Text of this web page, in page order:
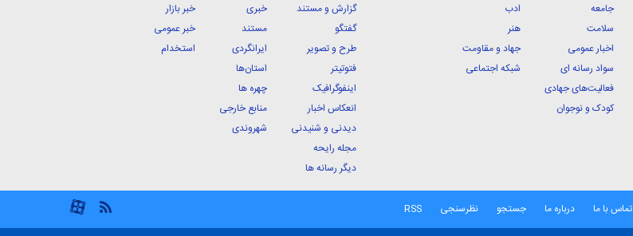
جامعه
سلامت
اخبار عمومی
سواد رسانه ای
فعالیت‌های جهادی
کودک و نوجوان
ادب
هنر
جهاد و مقاومت
شبکه اجتماعی
گزارش و مستند
گفتگو
طرح و تصویر
فتوتیتر
اینفوگرافیک
انعکاس اخبار
دیدنی و شنیدنی
مجله رایحه
دیگر رسانه ها
خبری
مستند
ایرانگردی
استان‌ها
چهره ها
منابع خارجی
شهروندی
خبر بازار
خبر عمومی
استخدام
تماس با ما درباره ما جستجو نظرسنجی RSS